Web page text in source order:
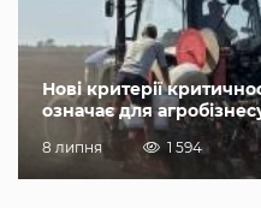
Нові критерії
означає для
8 липня 1 594